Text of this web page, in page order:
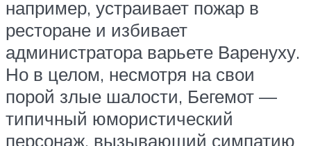
например, устраивает пожар в
ресторане и избивает
администратора варьете Варенуху.
Но в целом, несмотря на свои
порой злые шалости, Бегемот —
типичный юмористический
персонаж, вызывающий симпатию